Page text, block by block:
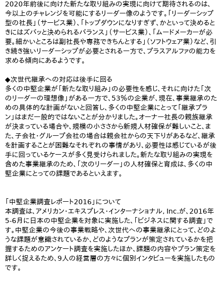
2020年前後に向けた新たな取り組みの実現に向けて期待されるのは、
今以上のチャレンジを可能にするリーダー像のようです。「リーダーシップ
型の社長」（サービス業）、「トップダウンになりすぎず、かといって決めると
きにはズバッと決められるバランス」（サービス業）、「ムードメーカーが必
要。細かいところは副社長や専務できちんとする」（ソフトウェア業）など、引
き続き強いリーダーシップが必要とされる一方で、プラスアルファの能力を
求める傾向にあるようです。
◆次世代継承への対応は後手に回る
多くの中堅企業が「新たな取り組み」の必要性を感じ、それに向けた「次
のリーダーの理想像」がある一方で、53％の企業が、現在、事業継承のた
めの具体的な計画がないと回答し、多くの中堅企業にとって「継承プラ
ン」はまだ一般的ではないことが分かりました。オーナー社長の親族継承
が決まっている場合や、規模の小ささから新規人材確保が難しいこと、ま
た、子会社・グループ会社の場合は親会社からの天下りがあるなど、継承
を計画することが困難なそれぞれの事情があり、必要性は感じているが後
手に回っているケースが多く見受けられました。新たな取り組みの実現を
含めた事業継承のため、「次のリーダー」の人材確保と育成は、多くの中
堅企業にとっての課題であるといえます。
「中堅企業調査レポート2016」について
本調査は、アメリカン・エキスプレス・インターナショナル, Inc.が、2016年
5-6月に日本の中堅企業を対象に実施した、「ビジネスに関する調査」で
す。中堅企業の今後の事業戦略や、次世代への事業継承にとって、どのよ
うな課題が意識されているか、どのようなプランが策定されているかを把
握するためのアンケート調査を実施したほか、課題の内容やプラン策定を
詳しく捉えるため、9人の経営層の方々に個別インタビューを実施したもの
です。